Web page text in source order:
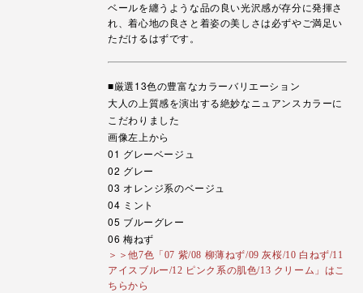
ベールを纏うような品の良い光沢感が存分に発揮さ
れ、着心地の良さと着姿の美しさは必ずやご満足い
ただけるはずです。
■厳選13色の豊富なカラーバリエーション
大人の上質感を演出する絶妙なニュアンスカラーに
こだわりました
画像左上から
01 グレーベージュ
02 グレー
03 オレンジ系のベージュ
04 ミント
05 ブルーグレー
06 梅ねず
＞＞他7色「07 紫/08 柳薄ねず/09 灰桜/10 白ねず/11
アイスブルー/12 ピンク系の肌色/13 クリーム」はこ
ちらから